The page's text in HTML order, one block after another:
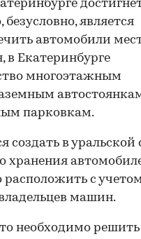
является
автомобили
в Екатеринбурге
многоэтажным
парковкам.
создать в уральской
хранения
с
машин.
необходимо